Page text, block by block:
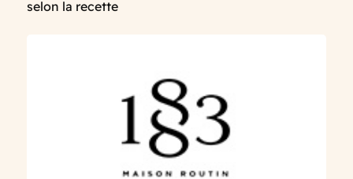
selon la recette